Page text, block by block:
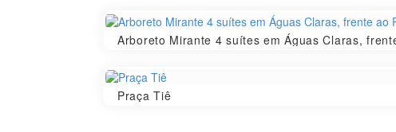
Arboreto Mirante 4 suítes em Águas Claras,
Praça Tiê